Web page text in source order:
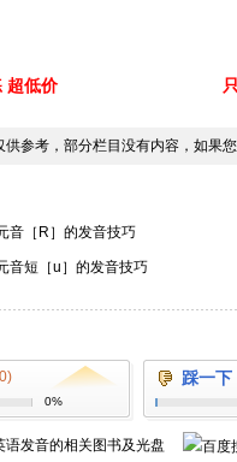
超低价
参考，部分栏目没有内容，如果
音［R］的发音技巧
音短［u］的发音技巧
0%
踩一下
语发音的相关图书及光盘